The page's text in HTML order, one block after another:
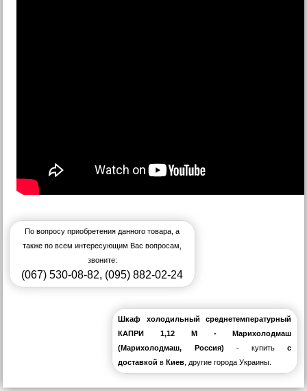
По вопросу приобретения данного товара, а
также по всем интересующим Вас вопросам,
звоните:
(067) 530-08-82, (095) 882-02-24
Шкаф холодильный среднетемпературный
КАПРИ 1,12 М - Марихолодмаш
(Марихолодмаш, Россия) - купитьс
доставкой вКиев , другие города Украины.